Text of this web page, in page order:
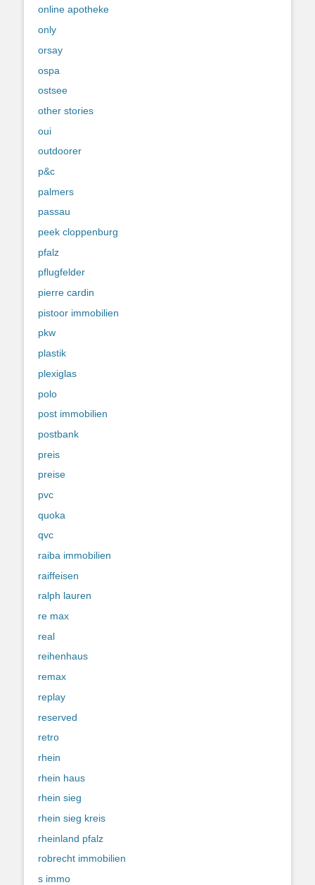
online apotheke
only
orsay
ospa
ostsee
other stories
oui
outdoorer
p&c
palmers
passau
peek cloppenburg
pfalz
pflugfelder
pierre cardin
pistoor immobilien
pkw
plastik
plexiglas
polo
post immobilien
postbank
preis
preise
pvc
quoka
qvc
raiba immobilien
raiffeisen
ralph lauren
re max
real
reihenhaus
remax
replay
reserved
retro
rhein
rhein haus
rhein sieg
rhein sieg kreis
rheinland pfalz
robrecht immobilien
s immo